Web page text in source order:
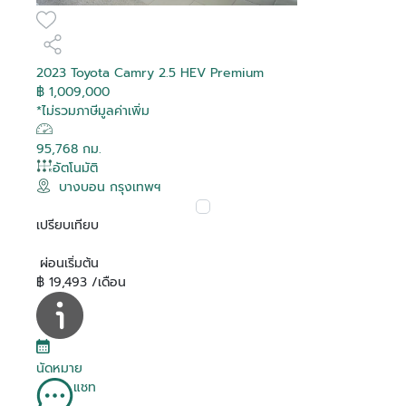
2023 Toyota Camry 2.5 HEV Premium
฿ 1,009,000
*ไม่รวมภาษีมูลค่าเพิ่ม
95,768 กม.
อัตโนมัติ
บางบอน กรุงเทพฯ
เปรียบเทียบ
ผ่อนเริ่มต้น
฿ 19,493 /เดือน
นัดหมาย
แชท